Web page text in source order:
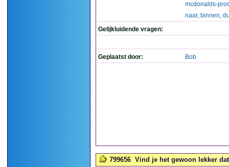
mcdonalds-
naar, binnen,
Gelijkluidende vragen:
Geplaatst door: Bob
799656 Vind je het gewoon lekker